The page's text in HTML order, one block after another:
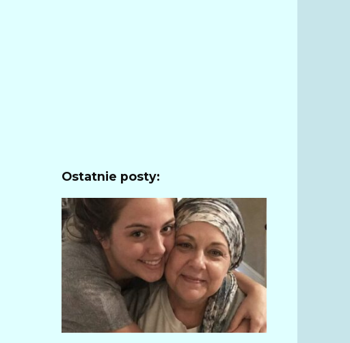
Ostatnie posty: